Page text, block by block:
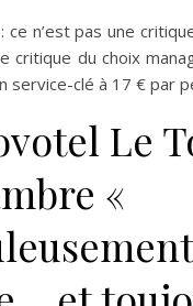
ce n’est pas une
critique du choix
service-clé à 17 € par
Le
«